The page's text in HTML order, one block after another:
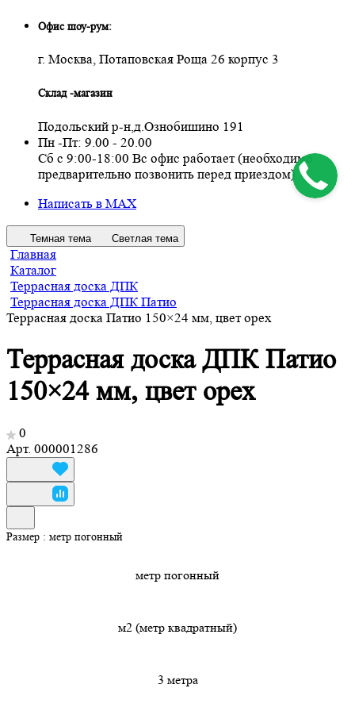
Офис шоу-рум:
г. Москва, Потаповская Роща 26 корпус 3
Склад -магазин
Подольский р-н,д.Ознобишино 191
Пн -Пт: 9.00 - 20.00
Сб с 9:00-18:00 Вс офис работает (необходимо
предварительно позвонить перед приездом)
Написать в MAX
Темная тема Светлая тема
Главная
Каталог
Террасная доска ДПК
Террасная доска ДПК Патио
Террасная доска Патио 150×24 мм, цвет орех
Террасная доска ДПК Патио
150×24 мм, цвет орех
0
Арт. 000001286
Размер : метр погонный
метр погонный
м2 (метр квадратный)
3 метра